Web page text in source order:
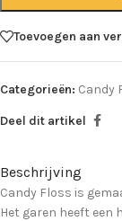
Toevoegen aan
Categorieën: Candy
Deel dit artikel
Beschrijving
Candy Floss is
Het garen heeft een